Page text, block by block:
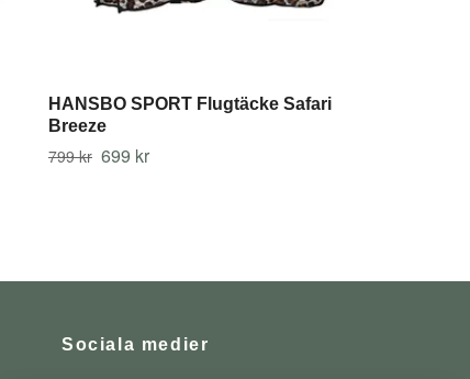
HANSBO SPORT Flugtäcke Safari
Breeze
799 kr 699 kr
Sociala medier